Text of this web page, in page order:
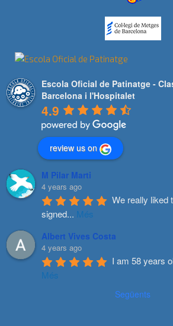
Escola Oficial de Patinatge -
Barcelona i l'Hospitalet
4.9
review us on
M Pilar Marti
4 years ago
We really liked
signed... Més
Albert Vives Costa
4 years ago
I am 58 years
Més
Següents